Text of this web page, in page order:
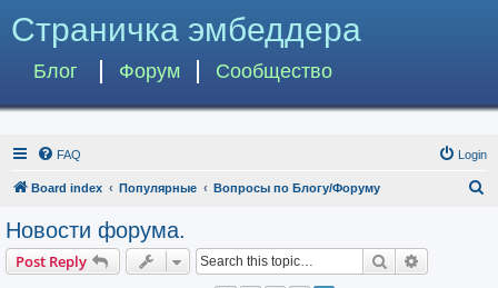
Страничка эмбеддера
Блог Форум Сообщество
FAQ Login
Board index Популярные Вопросы по Блогу/Форуму
Новости форума.
Post Reply Search